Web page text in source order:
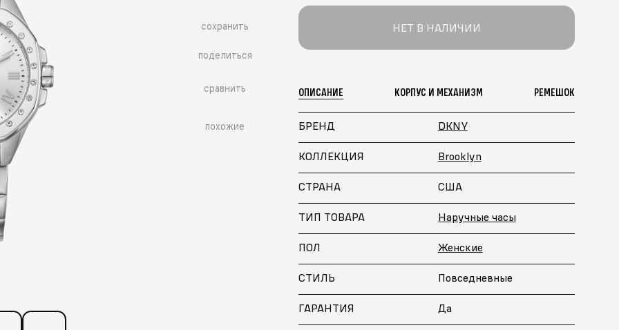
сохранить
поделиться
сравнить
похожие
НЕТ В НАЛИЧИИ
ОПИСАНИЕ КОРПУС И МЕХАНИЗМ РЕМЕШОК
БРЕНД DKNY
КОЛЛЕКЦИЯ Brooklyn
СТРАНА США
ТИП ТОВАРА Наручные часы
ПОЛ Женские
СТИЛЬ Повседневные
ГАРАНТИЯ Да